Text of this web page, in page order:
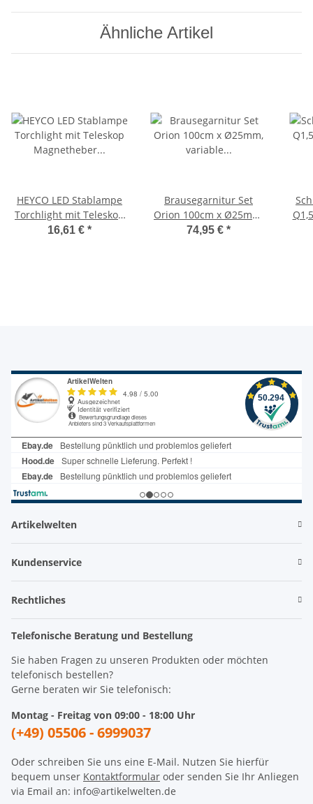
Ähnliche Artikel
HEYCO LED Stablampe
Torchlight mit Teleskop
Magnetheber biegsam
16,61 € *
Brausegarnitur Set
Orion 100cm x Ø25mm,
variable Montage für
74,95 € *
Artikelwelten
Kundenservice
Rechtliches
Telefonische Beratung und Bestellung
Sie haben Fragen zu unseren Produkten oder möchten
telefonisch bestellen?
Gerne beraten wir Sie telefonisch:
Montag - Freitag von 09:00 - 18:00 Uhr
(+49) 05506 - 6999037
Oder schreiben Sie uns eine E-Mail. Nutzen Sie hierfür
bequem unser Kontaktformular oder senden Sie Ihr Anliegen
via Email an: info@artikelwelten.de